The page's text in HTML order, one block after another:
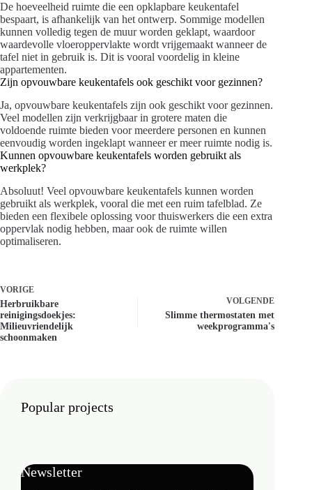
De hoeveelheid ruimte die een opklapbare keukentafel
bespaart, is afhankelijk van het ontwerp. Sommige modellen
kunnen volledig tegen de muur worden geklapt, waardoor
waardevolle vloeroppervlakte wordt vrijgemaakt wanneer de
tafel niet in gebruik is. Dit is vooral voordelig in kleine
appartementen.
Zijn opvouwbare keukentafels ook geschikt voor gezinnen?
Ja, opvouwbare keukentafels zijn ook geschikt voor gezinnen.
Veel modellen zijn verkrijgbaar in grotere maten die
voldoende ruimte bieden voor meerdere personen en kunnen
eenvoudig worden ingeklapt wanneer er meer ruimte nodig is.
Kunnen opvouwbare keukentafels worden gebruikt als
werkplek?
Absoluut! Veel opvouwbare keukentafels kunnen worden
gebruikt als werkplek, vooral die met een ruim tafelblad. Ze
bieden een flexibele oplossing voor thuiswerkers die een extra
oppervlak nodig hebben, maar ook de ruimte willen
optimaliseren.
VORIGE
Herbruikbare
reinigingsdoekjes:
Milieuvriendelijk
schoonmaken
VOLGENDE
Slimme thermostaten met
weekprogramma's
Popular projects
Newsletter